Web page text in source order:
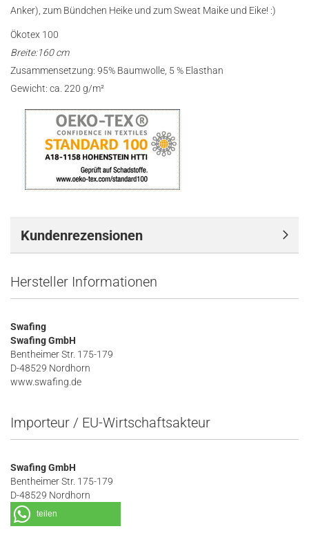
Anker), zum Bündchen Heike und zum Sweat Maike und Eike! :)
Ökotex 100
Breite:160 cm
Zusammensetzung: 95% Baumwolle, 5 % Elasthan
Gewicht: ca. 220 g/m²
Kundenrezensionen
Hersteller Informationen
Swafing
Swafing GmbH
Bentheimer Str. 175-179
D-48529 Nordhorn
www.swafing.de
Importeur / EU-Wirtschaftsakteur
Swafing GmbH
Bentheimer Str. 175-179
D-48529 Nordhorn
teilen